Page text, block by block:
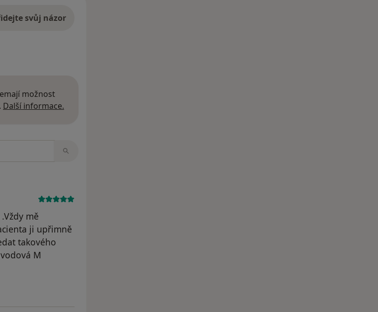
svůj názor
možnost
Další informace.
mě
ji upřimně
takového
M